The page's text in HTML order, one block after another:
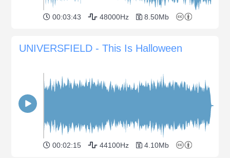
00:03:43 48000Hz 8.50Mb
UNIVERSFIELD - This Is Halloween
00:02:15 44100Hz 4.10Mb